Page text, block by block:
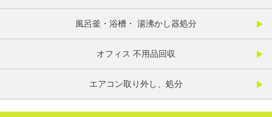
風呂釜・浴槽・ 湯沸かし器処分
オフィス 不用品回収
エアコン取り外し、処分